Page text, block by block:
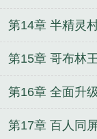
第14章 半精灵
第15章 哥布林
第16章 全面升
第17章 百人同